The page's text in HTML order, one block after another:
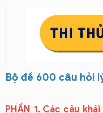
Bộ đề 600 câu hỏi
PHẦN 1. Các câu